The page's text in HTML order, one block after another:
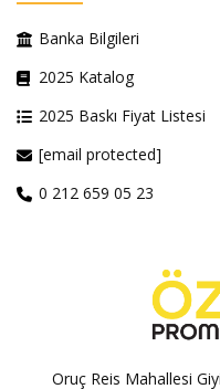
Banka Bilgileri
2025 Katalog
2025 Baskı Fiyat Listesi
[email protected]
0 212 659 05 23
Oruç Reis Mahallesi